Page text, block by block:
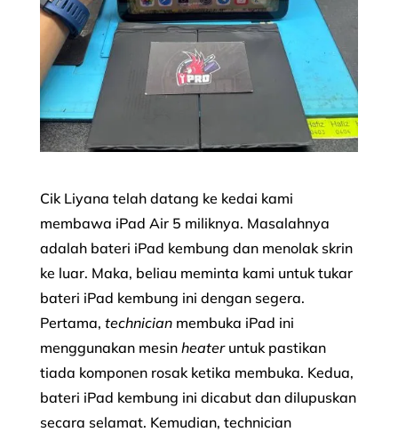
Cik Liyana telah datang ke kedai kami
membawa iPad Air 5 miliknya. Masalahnya
adalah bateri iPad kembung dan menolak skrin
ke luar. Maka, beliau meminta kami untuk tukar
bateri iPad kembung ini dengan segera.
Pertama, technicianmembuka iPad ini
menggunakan mesin heateruntuk pastikan
tiada komponen rosak ketika membuka. Kedua,
bateri iPad kembung ini dicabut dan dilupuskan
secara selamat. Kemudian, technician